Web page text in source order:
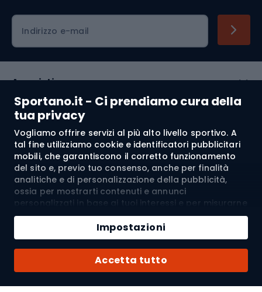
Sportano.it - Ci prendiamo cura della
tua privacy
Vogliamo offrire servizi al più alto livello sportivo. A
tal fine utilizziamo cookie e identificatori pubblicitari
mobili, che garantiscono il corretto funzionamento
del sito e, previo tuo consenso, anche per finalità
analitiche e di personalizzazione della pubblicità,
ossia per mostrarti contenuti e annunci
personalizzati in base ai tuoi interessi e per misurarne
l’efficacia. I cookie e gli identificatori pubblicitari
mobili possono essere utilizzati sia per attività
pubblicitarie personalizzate sia non personalizzate, a
seconda dei consensi da te espressi. Se clicchi su
“Accetta tutto”, acconsenti al trattamento dei tuoi
dati personali da parte di SPORTANO.COM Sp. z o.o. e
dei suoi Partner Fidati, inclusa la personalizzazione
Accetta tutto
Impostazioni
Indirizzo e-mail
Acquisti
Servizio clienti
Regolamento
Chi siamo
© 2026 Sportano